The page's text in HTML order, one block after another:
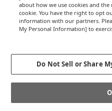
リスキリング、身近なことから
キャリアのキーワード
いくつものわたしを持つ生き方
無い仕事をつくる 自分の
about how we use cookies and
cookie. You have the right to opt
information with our partners.
My Personal Information] to
Do Not Sell or Share